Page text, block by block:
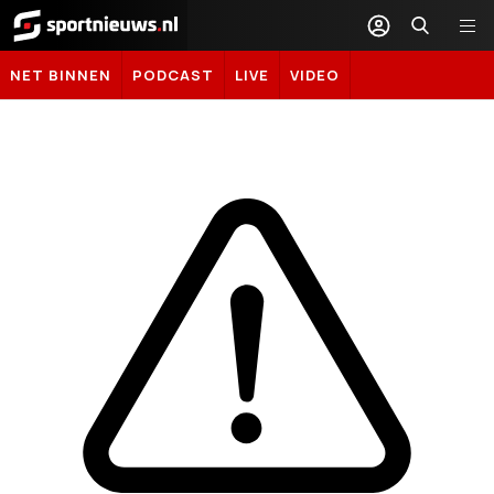
Sportnieuws.nl
NET BINNEN PODCAST LIVE VIDEO